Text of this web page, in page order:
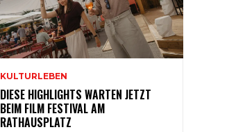
KULTURLEBEN
DIESE HIGHLIGHTS WARTEN JETZT
BEIM FILM FESTIVAL AM
RATHAUSPLATZ